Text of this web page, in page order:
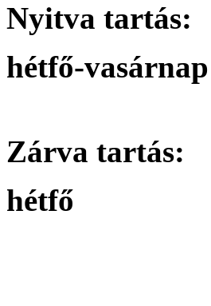
Nyitva tartás:
hétfő-
Zárva tartás:
hétfő